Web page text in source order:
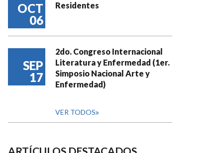
OCT
06
Residentes
SEP
17
2do. Congreso Internacional
Literatura y Enfermedad (1er.
Simposio Nacional Arte y
Enfermedad)
VER TODOS